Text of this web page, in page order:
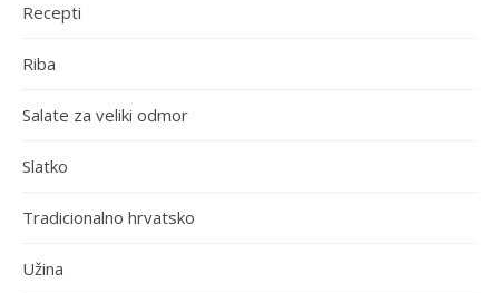
Recepti
Riba
Salate za veliki odmor
Slatko
Tradicionalno hrvatsko
Užina